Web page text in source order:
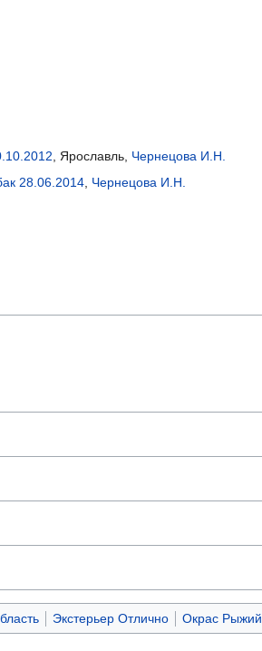
, Ярославль, Чернецова И.Н.
28.06.2014, Чернецова И.Н.
Экстерьер Отлично Окрас Рыжий